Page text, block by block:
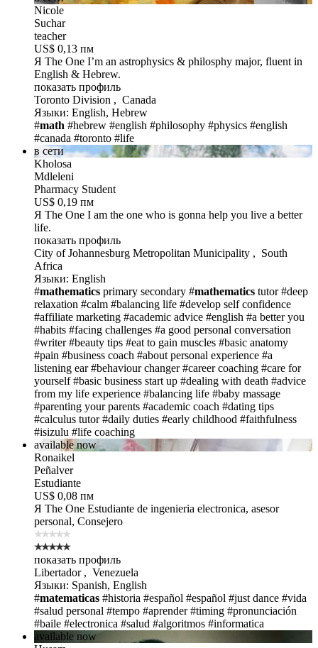
Nicole
Suchar
teacher
US$ 0,13 пм
Я The One I’m an astrophysics & philosphy major, fluent in
English & Hebrew.
показать профиль
Toronto Division , Canada
Языки: English, Hebrew
#math #hebrew #english #philosophy #physics #english
#canada #toronto #life
в сети
Kholosa
Mdleleni
Pharmacy Student
US$ 0,19 пм
Я The One I am the one who is gonna help you live a better
life.
показать профиль
City of Johannesburg Metropolitan Municipality , South
Africa
Языки: English
#mathematics primary secondary #mathematics tutor #deep
relaxation #calm #balancing life #develop self confidence
#affiliate marketing #academic advice #english #a better you
#habits #facing challenges #a good personal conversation
#writer #beauty tips #eat to gain muscles #basic anatomy
#pain #business coach #about personal experience #a
listening ear #behaviour changer #career coaching #care for
yourself #basic business start up #dealing with death #advice
from my life experience #balancing life #baby massage
#parenting your parents #academic coach #dating tips
#calculus tutor #daily duties #early childhood #faithfulness
#isizulu #life coaching
available now
Ronaikel
Peñalver
Estudiante
US$ 0,08 пм
Я The One Estudiante de ingenieria electronica, asesor
personal, Consejero
показать профиль
Libertador , Venezuela
Языки: Spanish, English
#matematicas #historia #español #español #just dance #vida
#salud personal #tempo #aprender #timing #pronunciación
#baile #electronica #salud #algoritmos #informatica
available now